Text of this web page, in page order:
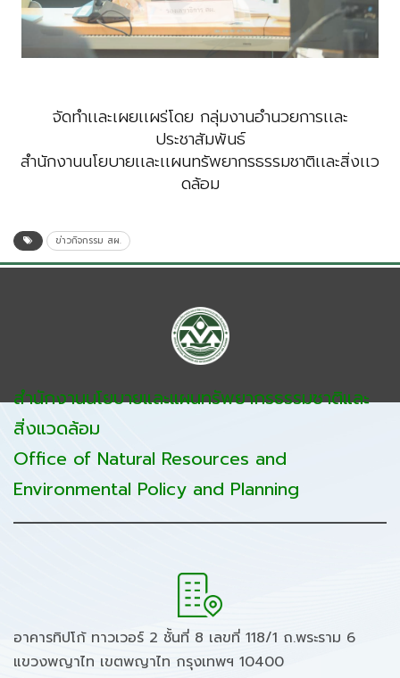
จัดทำเเละเผยเเผร่โดย กลุ่มงานอำนวยการเเละ
ประชาสัมพันธ์
สำนักงานนโยบายเเละเเผนทรัพยากรธรรมชาติเเละสิ่งเเว
ดล้อม
ข่าวกิจกรรม สผ.
สำนักงานนโยบายและแผนทรัพยากรธรรมชาติและ
สิ่งแวดล้อม
Office of Natural Resources and
Environmental Policy and Planning
อาคารทิปโก้ ทาวเวอร์ 2 ชั้นที่ 8 เลขที่ 118/1 ถ.พระราม 6
แขวงพญาไท เขตพญาไท กรุงเทพฯ 10400